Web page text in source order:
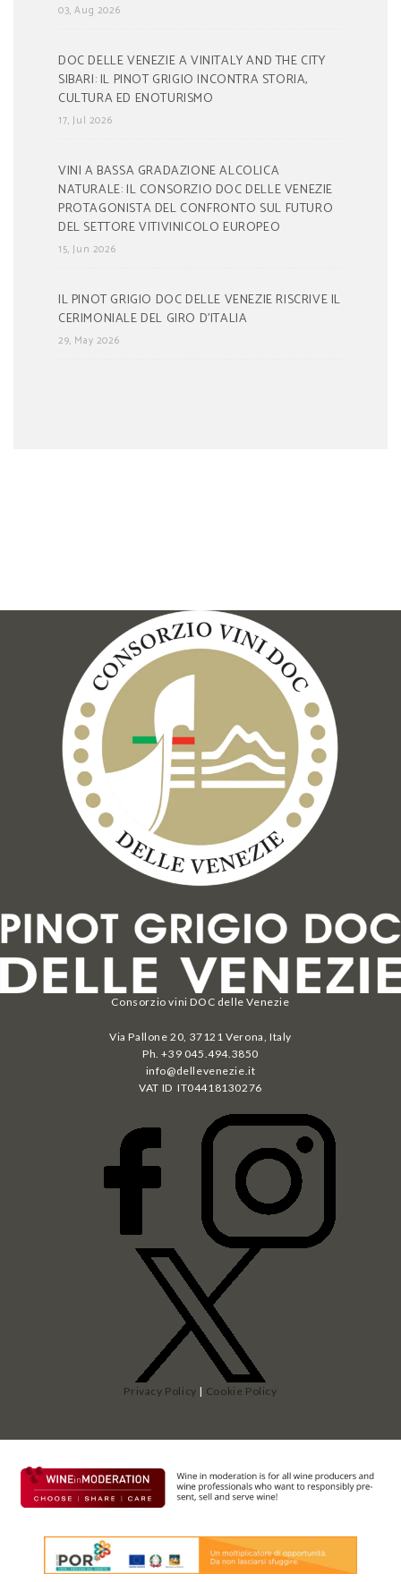
03, Aug 2026
DOC DELLE VENEZIE A VINITALY AND THE CITY
SIBARI: IL PINOT GRIGIO INCONTRA STORIA,
CULTURA ED ENOTURISMO
17, Jul 2026
VINI A BASSA GRADAZIONE ALCOLICA
NATURALE: IL CONSORZIO DOC DELLE VENEZIE
PROTAGONISTA DEL CONFRONTO SUL FUTURO
DEL SETTORE VITIVINICOLO EUROPEO
15, Jun 2026
IL PINOT GRIGIO DOC DELLE VENEZIE RISCRIVE IL
CERIMONIALE DEL GIRO D’ITALIA
29, May 2026
Consorzio vini DOC delle Venezie
Via Pallone 20, 37121 Verona, Italy
Ph. +39 045.494.3850
info@dellevenezie.it
VAT ID IT04418130276
Privacy Policy | Cookie Policy